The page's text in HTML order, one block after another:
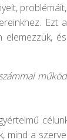
Ezt
mind a